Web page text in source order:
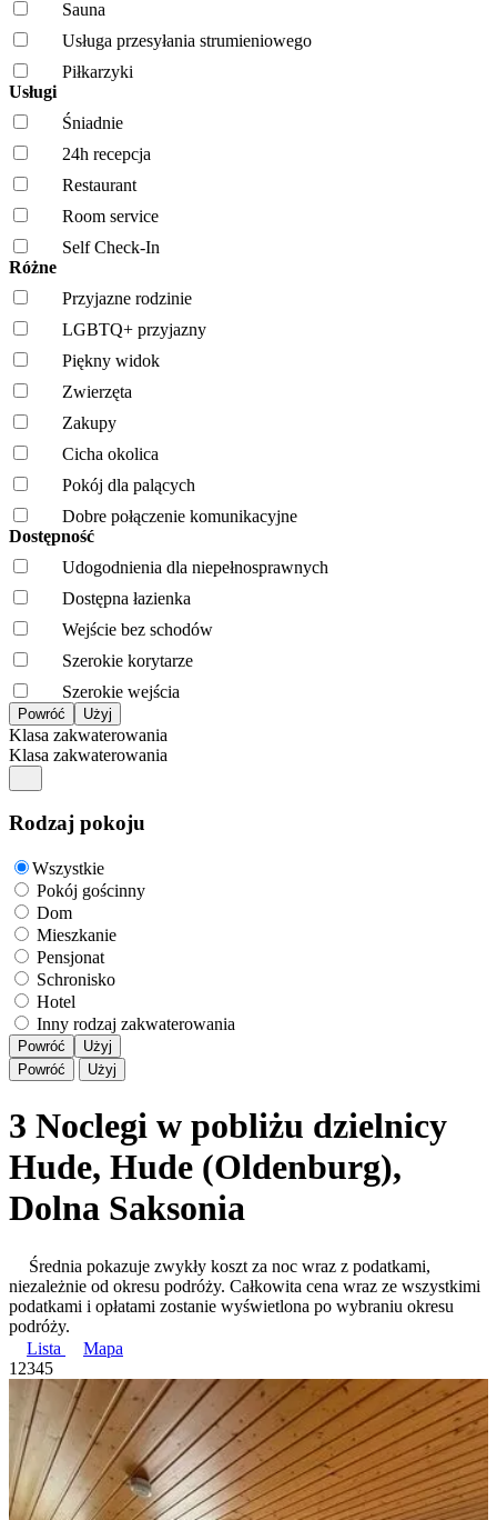
Sauna
Usługa przesyłania strumieniowego
Piłkarzyki
Usługi
Śniadnie
24h recepcja
Restaurant
Room service
Self Check-In
Różne
Przyjazne rodzinie
LGBTQ+ przyjazny
Piękny widok
Zwierzęta
Zakupy
Cicha okolica
Pokój dla palących
Dobre połączenie komunikacyjne
Dostępność
Udogodnienia dla niepełnosprawnych
Dostępna łazienka
Wejście bez schodów
Szerokie korytarze
Szerokie wejścia
Klasa zakwaterowania
Klasa zakwaterowania
Rodzaj pokoju
Wszystkie
Pokój gościnny
Dom
Mieszkanie
Pensjonat
Schronisko
Hotel
Inny rodzaj zakwaterowania
Powróć
Użyj
Powróć
Użyj
3 Noclegi w pobliżu dzielnicy
Hude, Hude (Oldenburg),
Dolna Saksonia
Średnia pokazuje zwykły koszt za noc wraz z podatkami,
niezależnie od okresu podróży. Całkowita cena wraz ze wszystkimi
podatkami i opłatami zostanie wyświetlona po wybraniu okresu
podróży.
Lista
Mapa
1 2345